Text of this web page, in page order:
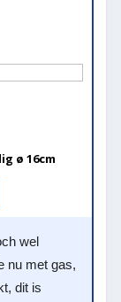
ø 16cm
wel
nu met gas,
dit is